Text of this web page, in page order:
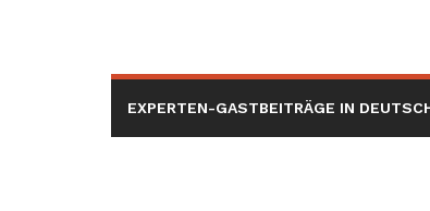
EXPERTEN-GASTBEITRÄGE IN